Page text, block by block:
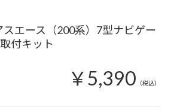
エース（200系）7型ナビゲー
付キット
￥5,390 （税込）